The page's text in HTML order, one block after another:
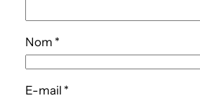
Nom *
E-mail *